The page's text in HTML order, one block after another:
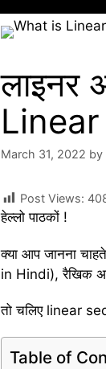
लाइनर
March 31, 2022 by
Post Views:
हेल्लो पाठकों !
क्या आप जानना
in Hindi), रैखिक
तो चलिए linear
Table of